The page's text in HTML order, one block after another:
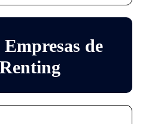
de
Renting